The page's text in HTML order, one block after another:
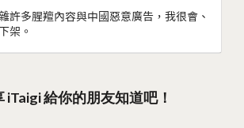
許多腥羶內容與中國惡意廣告，我很會、
架。
iTaigi 給你的朋友知道吧！